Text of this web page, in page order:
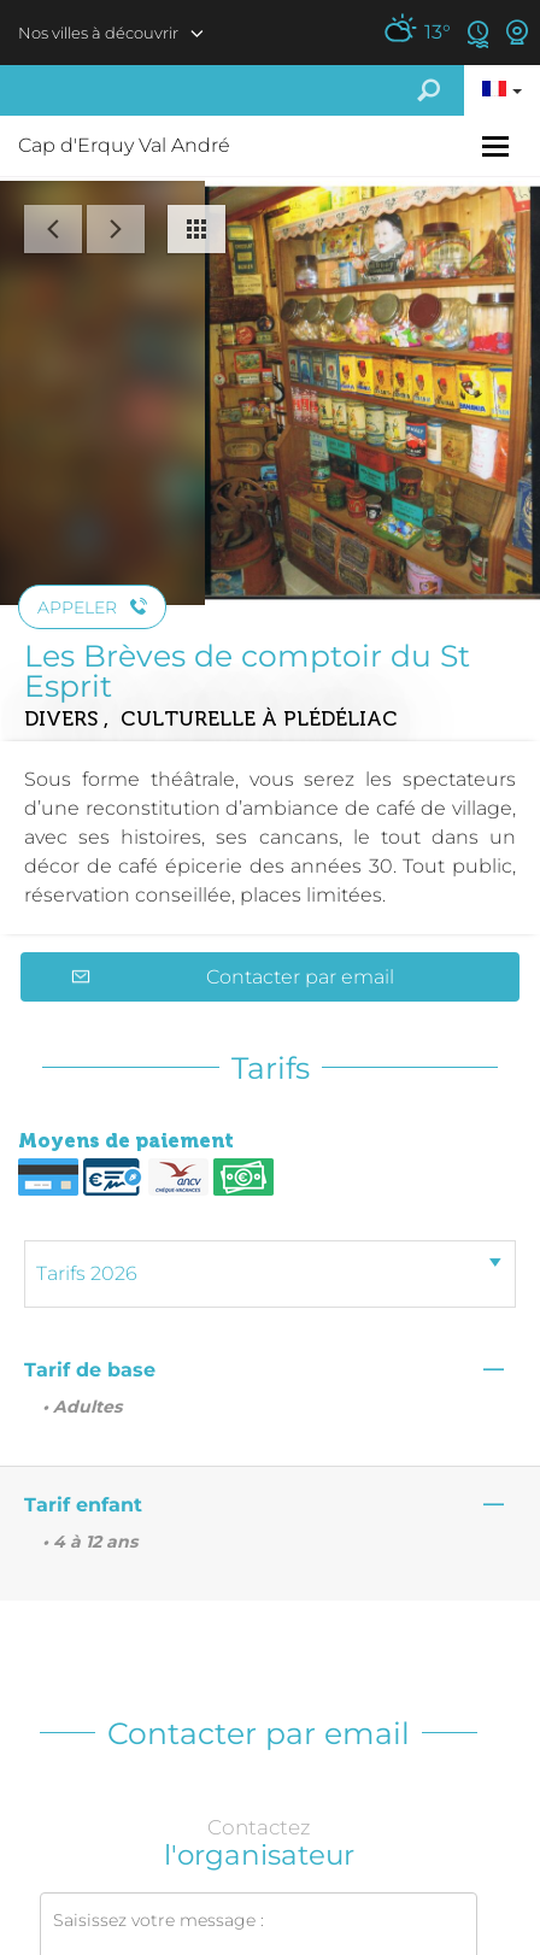
Nos villes à découvrir 13°
Cap d'Erquy Val André
APPELER
Les Brèves de comptoir du St
Esprit
DIVERS , CULTURELLE À PLÉDÉLIAC
Sous forme théâtrale, vous serez les spectateurs
d’une reconstitution d’ambiance de café de village,
avec ses histoires, ses cancans, le tout dans un
décor de café épicerie des années 30. Tout public,
réservation conseillée, places limitées.
Contacter par email
Tarifs
Moyens de paiement
Tarif de base —
• Adultes
Tarif enfant —
• 4 à 12 ans
Contacter par email
Contactez
l'organisateur